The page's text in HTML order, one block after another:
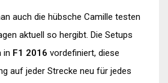
auch die hübsche Camille testen
aktuell so hergibt. Die Setups
in F1 2016 vordefiniert, diese
auf jeder Strecke neu für jedes